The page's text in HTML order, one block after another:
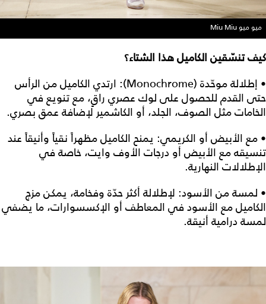
ميو ميو Miu Miu
كيف تنسّقين الكاميل هذا الشتاء؟
• إطلالة موحّدة (Monochrome): ارتدي الكاميل من الرأس
حتى القدم للحصول على لوك عصري راقٍ، مع تنويع في
الخامات مثل الصوف، الجلد، أو الكاشمير لإضافة عمق بصري.
• مع الأبيض أو الكريمي: يمنح الكاميل مظهراً نقياً وأنيقاً عند
تنسيقه مع الأبيض أو درجات الأوف وايت، خاصة في
الإطلالات النهارية.
• لمسة من الأسود: لإطلالة أكثر حدّة وفخامة، يمكن مزج
الكاميل مع الأسود في المعاطف أو الإكسسوارات، ما يضفي
لمسة درامية أنيقة.